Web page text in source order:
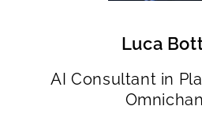
Luca
AI Consultant in